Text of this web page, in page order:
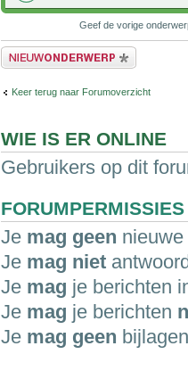
Geef de vorige
Plaats een nieuw bericht
Keer terug naar Forumoverzicht
WIE IS ER ONLINE
Gebruikers op dit
FORUMPERMISSIES
Je mag geen
Je mag niet
Je mag je berichten
Je mag je berichten
Je mag geen